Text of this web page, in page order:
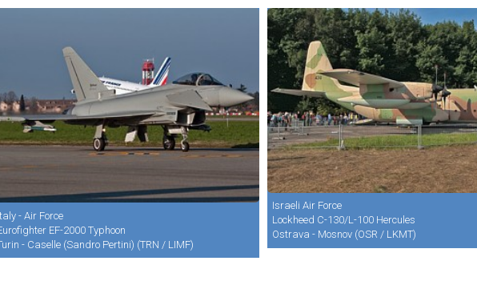
- Air Force
EF-2000 Typhoon
- Caselle (Sandro Pertini) (TRN / LIMF)
Israeli Air Force
Lockheed C-130/L-100 Hercules
Ostrava - Mosnov (OSR / LKMT)